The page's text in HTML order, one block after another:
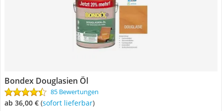
Bondex Douglasien Öl
85 Bewertungen
ab 36,00 € ( Sofort lieferbar)